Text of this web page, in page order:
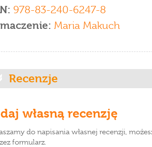
978-83-240-6247-8
Maria Makuch
Recenzje
własną recenzję
do napisania własnej recenzji,
formularz.